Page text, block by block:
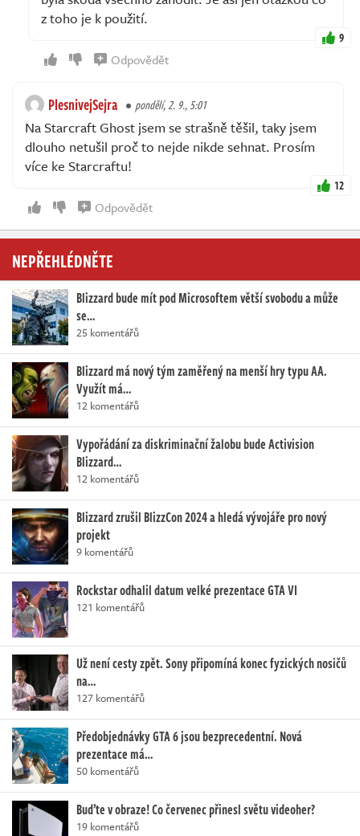
z toho je k použití.
9
Odpovědět
PlesnivejSejra pondělí, 2. 9., 5:01
Na Starcraft Ghost jsem se strašně těšil, taky jsem
dlouho netušil proč to nejde nikde sehnat. Prosím
více ke Starcraftu!
12
Odpovědět
NEPŘEHLÉDNĚTE
Blizzard bude mít pod Microsoftem větší svobodu a může
se…
25 komentářů
Blizzard má nový tým zaměřený na menší hry typu AA.
Využít má…
12 komentářů
Vypořádání za diskriminační žalobu bude Activision
Blizzard…
12 komentářů
Blizzard zrušil BlizzCon 2024 a hledá vývojáře pro nový
projekt
9 komentářů
Rockstar odhalil datum velké prezentace GTA VI
121 komentářů
Už není cesty zpět. Sony připomíná konec fyzických nosičů
na…
127 komentářů
Předobjednávky GTA 6 jsou bezprecedentní. Nová
prezentace má…
50 komentářů
Buďte v obraze! Co červenec přinesl světu videoher?
19 komentářů